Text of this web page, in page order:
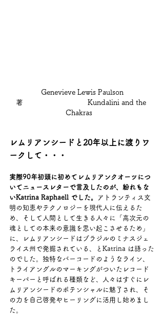
Genevieve Lewis Paulson
著　　　　　　　　　Kundalini and the
Chakras
レムリアンシードと20年以上に渡りワ
ークして・・・
実際90年初頭に初めてレムリアンクオーツにつ
いてニュースレターで言及したのが、紛れもな
いKatrina Raphaell でした。
アトランティス文
明の知恵やテクノロジーを現代人に伝えるた
め、そして人間として生きる人々に「高次元の
魂としての本来の意識を思い起こさせるため」
に、レムリアンシードはブラジルのミナスジェ
ライス州で発掘されている、とKatrina は語った
のでした。独特なバーコードのようなライン、
トライアングルのマーキングがついたレコード
キーパーと呼ばれる種類など、人々はすぐにレ
ムリアンシードのポテンシャルに魅了され、そ
の力を自己啓発やヒーリングに活用し始めまし
た。